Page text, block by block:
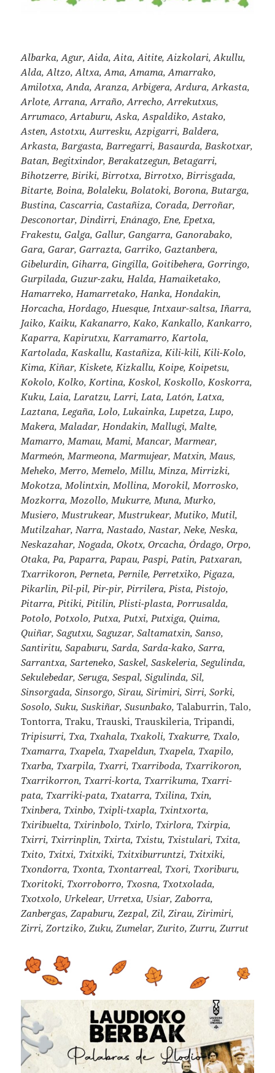
Albarka, Agur, Aida, Aita, Aitite, Aizkolari, Akullu,
Alda, Altzo, Altxa, Ama, Amama, Amarrako,
Amilotxa, Anda, Aranza, Arbigera, Ardura, Arkasta,
Arlote, Arrana, Arraño, Arrecho, Arrekutxus,
Arrumaco, Artaburu, Aska, Aspaldiko, Astako,
Asten, Astotxu, Aurresku, Azpigarri, Baldera,
Arkasta, Bargasta, Barregarri, Basaurda, Baskotxar,
Batan, Begitxindor, Berakatzegun, Betagarri,
Bihotzerre, Biriki, Birrotxa, Birrotxo, Birrisgada,
Bitarte, Boina, Bolaleku, Bolatoki, Borona, Butarga,
Bustina, Cascarria, Castañiza, Corada, Derroñar,
Desconortar, Dindirri, Enánago, Ene, Epetxa,
Frakestu, Galga, Gallur, Gangarra, Ganorabako,
Gara, Garar, Garrazta, Garriko, Gaztanbera,
Gibelurdin, Giharra, Gingilla, Goitibehera, Gorringo,
Gurpilada, Guzur-zaku, Halda, Hamaiketako,
Hamarreko, Hamarretako, Hanka, Hondakin,
Horcacha, Hordago, Huesque, Intxaur-saltsa, Iñarra,
Jaiko, Kaiku, Kakanarro, Kako, Kankallo, Kankarro,
Kaparra, Kapirutxu, Karramarro, Kartola,
Kartolada, Kaskallu, Kastañiza, Kili-kili, Kili-Kolo,
Kima, Kiñar, Kiskete, Kizkallu, Koipe, Koipetsu,
Kokolo, Kolko, Kortina, Koskol, Koskollo, Koskorra,
Kuku, Laia, Laratzu, Larri, Lata, Latón, Latxa,
Laztana, Legaña, Lolo, Lukainka, Lupetza, Lupo,
Makera, Maladar, Hondakin, Mallugi, Malte,
Mamarro, Mamau, Mami, Mancar, Marmear,
Marmeón, Marmeona, Marmujear, Matxin, Maus,
Meheko, Merro, Memelo, Millu, Minza, Mirrizki,
Mokotza, Molintxin, Mollina, Morokil, Morrosko,
Mozkorra, Mozollo, Mukurre, Muna, Murko,
Musiero, Mustrukear, Mustrukear, Mutiko, Mutil,
Mutilzahar, Narra, Nastado, Nastar, Neke, Neska,
Neskazahar, Nogada, Okotx, Orcacha, Órdago, Orpo,
Otaka, Pa, Paparra, Papau, Paspi, Patin, Patxaran,
Txarrikoron, Perneta, Pernile, Perretxiko, Pigaza,
Pikarlin, Pil-pil, Pir-pir, Pirrilera, Pista, Pistojo,
Pitarra, Pitiki, Pitilin, Plisti-plasta, Porrusalda,
Potolo, Potxolo, Putxa, Putxi, Putxiga, Quima,
Quiñar, Sagutxu, Saguzar, Saltamatxin, Sanso,
Santiritu, Sapaburu, Sarda, Sarda-kako, Sarra,
Sarrantxa, Sarteneko, Saskel, Saskeleria, Segulinda,
Sekulebedar, Seruga, Sespal, Sigulinda, Sil,
Sinsorgada, Sinsorgo, Sirau, Sirimiri, Sirri, Sorki,
Sosolo, Suku, Suskiñar, Susunbako, Talaburrin, Talo,
Tontorra, Traku, Trauski, Trauskileria, Tripandi,
Tripisurri, Txa, Txahala, Txakoli, Txakurre, Txalo,
Txamarra, Txapela, Txapeldun, Txapela, Txapilo,
Txarba, Txarpila, Txarri, Txarriboda, Txarrikoron,
Txarrikorron, Txarri-korta, Txarrikuma, Txarri-
pata, Txarriki-pata, Txatarra, Txilina, Txin,
Txinbera, Txinbo, Txipli-txapla, Txintxorta,
Txiribuelta, Txirinbolo, Txirlo, Txirlora, Txirpia,
Txirri, Txirrinplin, Txirta, Txistu, Txistulari, Txita,
Txito, Txitxi, Txitxiki, Txitxiburruntzi, Txitxiki,
Txondorra, Txonta, Txontarreal, Txori, Txoriburu,
Txoritoki, Txorroborro, Txosna, Txotxolada,
Txotxolo, Urkelear, Urretxa, Usiar, Zaborra,
Zanbergas, Zapaburu, Zezpal, Zil, Zirau, Zirimiri,
Zirri, Zortziko, Zuku, Zumelar, Zurito, Zurru, Zurrut